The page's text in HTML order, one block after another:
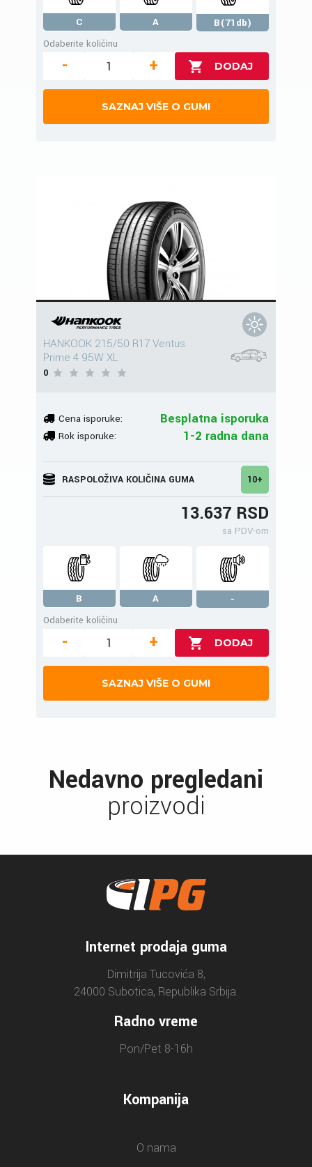
C A
B(71db)
Odaberite količinu
- +
SAZNAJ VIŠE O GUMI
HANKOOK 215/50 R17 Ventus
Prime 4 95W XL
0
Cena isporuke: Besplatna isporuka
Rok isporuke: 1-2 radna dana
RASPOLOŽIVA KOLIČINA GUMA 10+
13.637 RSD
sa PDV-om
B A
-
Odaberite količinu
- +
SAZNAJ VIŠE O GUMI
Nedavno pregledani
proizvodi
Internet prodaja guma
Dimitrija Tucovića 8,
24000 Subotica, Republika Srbija.
Radno vreme
Pon/Pet 8-16h
Kompanija
O nama